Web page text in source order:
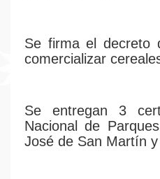
Se firma el decreto
comercializar
Se entregan 3
Nacional de
José de San Martín